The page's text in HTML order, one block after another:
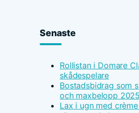
Senaste
Rollistan i Domare
skådespelare
Bostadsbidrag som
och maxbelopp 2025
Lax i ugn med